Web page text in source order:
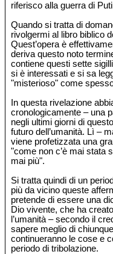
riferisco alla guerra di
Quando si tratta di
rivolgermi al libro biblico
Quest’opera è
deriva questo noto
contiene questi sette
si è interessati e si sa
"misterioso" come
In questa rivelazione
cronologicamente – una
negli ultimi giorni di
futuro dell’umanità. Lì –
viene profetizzata una
"come non c’è mai stata
mai più".
Si tratta quindi di un
più da vicino queste
pretende di essere una
Dio vivente, che ha
l’umanità – secondo il
sapere meglio di
continueranno le cose e
periodo di tribolazione.